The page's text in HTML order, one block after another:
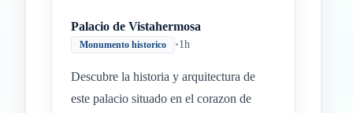
Palacio de Vistahermosa
Monumento historico •1h
Descubre la historia y arquitectura de
este palacio situado en el corazon de